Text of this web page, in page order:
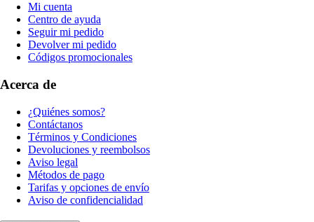
Mi cuenta
Centro de ayuda
Seguir mi pedido
Devolver mi pedido
Códigos promocionales
Acerca de
¿Quiénes somos?
Contáctanos
Términos y Condiciones
Devoluciones y reembolsos
Aviso legal
Métodos de pago
Tarifas y opciones de envío
Aviso de confidencialidad